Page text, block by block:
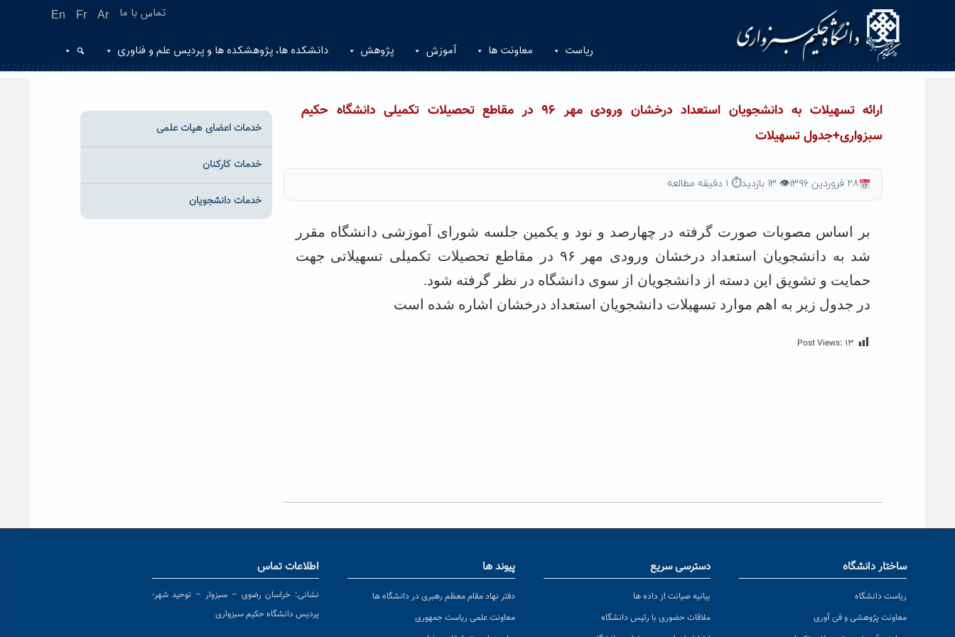
En Fr Ar تماس با ما
ریاست معاونت ها آموزش پژوهش دانشکده ها، پژوهشکده ها و پردیس علم و فناوری
ارائه تسهیلات به دانشجویان استعداد درخشان ورودی مهر ۹۶ در مقاطع تحصیلات تکمیلی دانشگاه حکیم
سبزواری+جدول تسهیلات
۲۸ فروردین ۱۳۹۶ 👁 ۱۳ بازدید ⏱ ۱ دقیقه مطالعه
بر اساس مصوبات صورت گرفته در چهارصد و نود و یکمین جلسه شورای آموزشی دانشگاه مقرر
شد به دانشجویان استعداد درخشان ورودی مهر ۹۶ در مقاطع تحصیلات تکمیلی تسهیلاتی جهت
حمایت و تشویق این دسته از دانشجویان از سوی دانشگاه در نظر گرفته شود.
در جدول زیر به اهم موارد تسهیلات دانشجویان استعداد درخشان اشاره شده است
Post Views: ۱۳
خدمات اعضای هیات علمی
خدمات کارکنان
خدمات دانشجویان
ساختار دانشگاه
ریاست دانشگاه
معاونت پژوهشی و فن آوری
دسترسی سریع
بیانیه صیانت از داده ها
ملاقات حضوری با رئیس دانشگاه
پیوند ها
دفتر نهاد مقام معظم رهبری در دانشگاه ها
معاونت علمی ریاست جمهوری
اطلاعات تماس
نشانی: خراسان رضوی – سبزوار – توحید شهر-
پردیس دانشگاه حکیم سبزواری